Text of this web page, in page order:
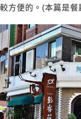
較方便的。(本篇是餐